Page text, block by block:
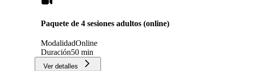
Paquete de 4 sesiones adultos (online)
ModalidadOnline
Duración50 min
Ver detalles